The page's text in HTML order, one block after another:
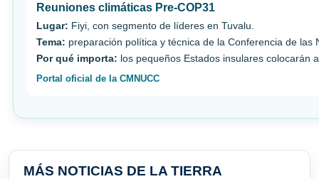
Reuniones climáticas Pre-COP31
Lugar: Fiyi, con segmento de líderes en Tuvalu.
Tema: preparación política y técnica de la Conferencia de las
Por qué importa: los pequeños Estados insulares colocarán
Portal oficial de la CMNUCC
MÁS NOTICIAS DE LA TIERRA